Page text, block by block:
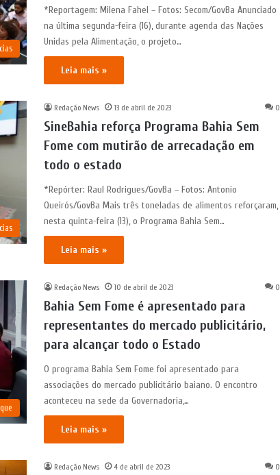
*Reportagem: Milena Fahel – Fotos: Secom/GovBa Anunciado
na última segunda-feira (16), durante agenda das Nações
Unidas pela Alimentação, o projeto…
Leia mais »
Redação News 13 de abril de 2023 0
SineBahia reforça Programa Bahia Sem
Fome com mutirão de arrecadação em
todo o estado
*Repórter: Raul Rodrigues/GovBa – Fotos: Antonio
Queirós/GovBa Mais três toneladas de alimentos reforçaram,
nesta quinta-feira (13), o Programa Bahia Sem…
Leia mais »
Redação News 10 de abril de 2023 0
Bahia Sem Fome é apresentado para
representantes do mercado publicitário,
para alcançar todo o Estado
O programa Bahia Sem Fome foi apresentado para
associações do mercado publicitário baiano. O encontro
aconteceu na sede da Governadoria,…
Leia mais »
Redação News 4 de abril de 2023 0